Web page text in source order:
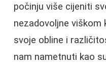
počinju više cijeniti
nezadovoljne viškom
svoje obline i
nam nametnuti kao